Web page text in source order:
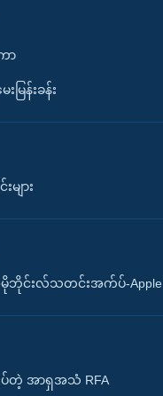
ာ
မြန်းခန်း
များ
ဘိုင်းလ်သတင်းအက်ပ်-Apple
အာရှအသံ RFA